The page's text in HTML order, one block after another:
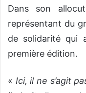
Dans son
représentant du
de solidarité qui
première édition.
« Ici, il ne s’agit